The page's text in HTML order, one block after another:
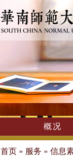
概况
首页 » 服务 » 信息